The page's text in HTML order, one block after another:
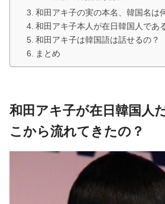
和田アキ子の実の本名、韓国名は
和田アキ子本人が在日韓国人であ
和田アキ子は韓国語は話せるの？
まとめ
和田アキ子が在日韓国人
こから流れてきたの？